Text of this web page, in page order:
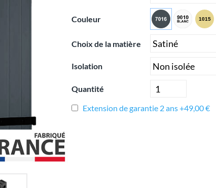
Couleur
Choix de la matière
Isolation
Quantité
Extension de garantie 2 ans +49,00 €